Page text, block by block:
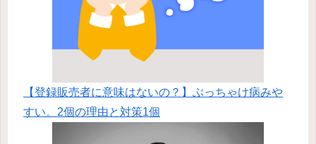
【登録販売者に意味はないの？】ぶっちゃけ病みや
すい。2個の理由と対策1個